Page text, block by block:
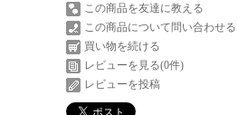
この商品を友達に教える
この商品について問い合わせる
買い物を続ける
レビューを見る(0件)
レビューを投稿